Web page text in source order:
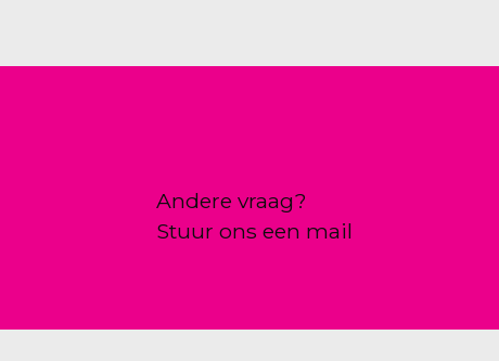
Andere vraag?
Stuur ons een mail